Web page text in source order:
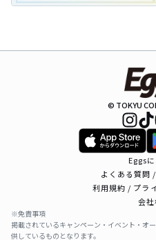
© TOKYU
Eggs
よくある質問
利用規約 / プラ
会
※免責事項
掲載されているキャンペーン・イベント・オ
供しているものとなります。